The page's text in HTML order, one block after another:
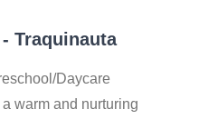
- Traquinauta
Daycare
warm and nurturing